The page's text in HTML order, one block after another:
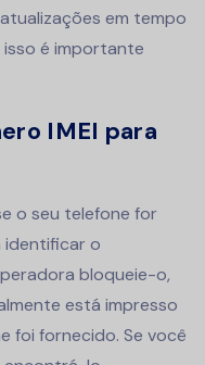
em tempo
é importante
IMEI para
o seu telefone for
identificar o
bloqueie-o,
está impresso
foi fornecido. Se você